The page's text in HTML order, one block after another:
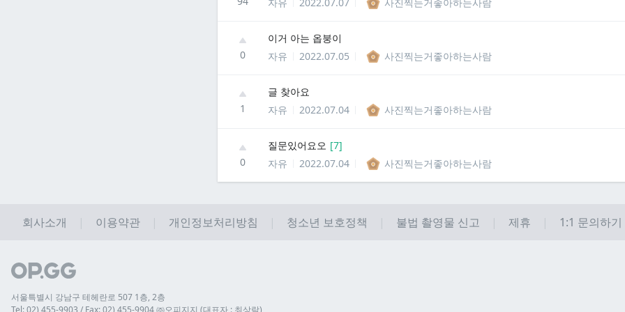
0
이거 아는 옵붕이
자유
2022.07.05 사진찍는거좋아하는사람
1
글 찾아요
자유
2022.07.04 사진찍는거좋아하는사람
0
질문있어요오 [7]
자유
2022.07.04 사진찍는거좋아하는사람
회사소개 이용약관 개인정보처리방침 청소년 보호정책 불법 촬영물 신고 제휴 1:1 문의하기
서울특별시 강남구 테헤란로 507 1층, 2층
Tel: 02) 455-9903 / Fax: 02) 455-9904 ㈜오피지지 (대표자 : 최상락)